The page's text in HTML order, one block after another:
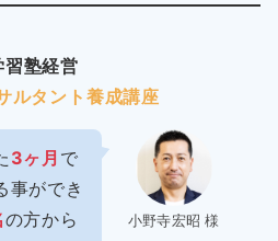
習塾経営
ルタント養成講座
小野寺宏昭 様
3ヶ月 で
事ができ
の方から